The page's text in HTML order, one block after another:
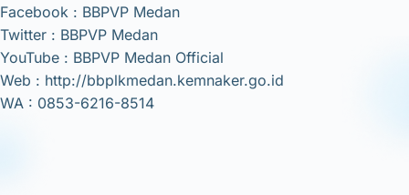
Facebook : BBPVP Medan
Twitter : BBPVP Medan
YouTube : BBPVP Medan Official
Web : http://bbplkmedan.kemnaker.go.id
WA : 0853-6216-8514